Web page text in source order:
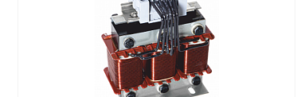
Сравнение
Под заказ